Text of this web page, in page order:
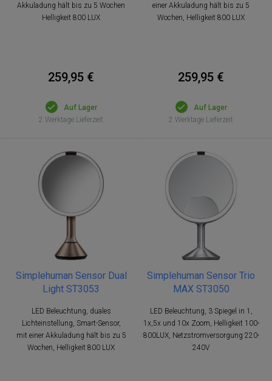
Akkuladung hält bis zu 5 Wochen
Helligkeit 800 LUX
259,95 €
Auf Lager
2 Werktage Lieferzeit
einer Akkuladung hält bis zu 5
Wochen, Helligkeit 800 LUX
259,95 €
Auf Lager
2 Werktage Lieferzeit
Simplehuman Sensor Dual
Light ST3053
LED Beleuchtung, duales
Lichteinstellung, Smart-Sensor,
mit einer Akkuladung hält bis zu 5
Wochen, Helligkeit 800 LUX
Simplehuman Sensor Trio
MAX ST3050
LED Beleuchtung, 3 Spiegel in 1,
1x,5x und 10x Zoom, Helligkeit 100-
800LUX, Netzstromversorgung 220-
240V